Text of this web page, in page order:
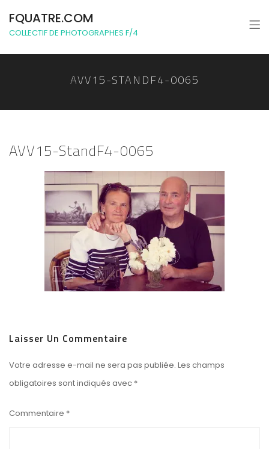
FQUATRE.COM
COLLECTIF DE PHOTOGRAPHES F/4
AVV15-STANDF4-0065
AVV15-StandF4-0065
Laisser Un Commentaire
Votre adresse e-mail ne sera pas publiée. Les champs
obligatoires sont indiqués avec *
Commentaire *